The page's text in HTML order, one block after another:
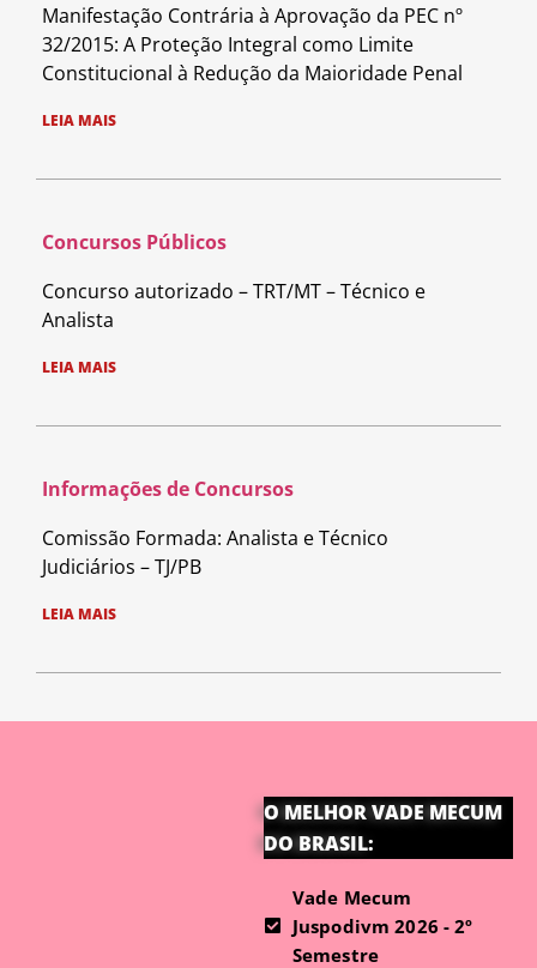
Manifestação Contrária à Aprovação da PEC nº
32/2015: A Proteção Integral como Limite
Constitucional à Redução da Maioridade Penal
LEIA MAIS
Concursos Públicos
Concurso autorizado – TRT/MT – Técnico e
Analista
LEIA MAIS
Informações de Concursos
Comissão Formada: Analista e Técnico
Judiciários – TJ/PB
LEIA MAIS
O MELHOR VADE MECUM
DO BRASIL:
Vade Mecum
Juspodivm 2026 - 2º
Semestre